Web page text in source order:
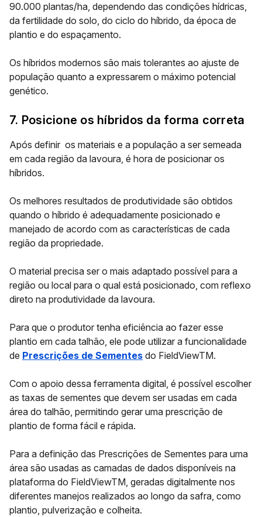
90.000 plantas/ha, dependendo das condições hídricas,
da fertilidade do solo, do ciclo do híbrido, da época de
plantio e do espaçamento.
Os híbridos modernos são mais tolerantes ao ajuste de
população quanto a expressarem o máximo potencial
genético.
7. Posicione os híbridos da forma correta
Após definir os materiais e a população a ser semeada
em cada região da lavoura, é hora de posicionar os
híbridos.
Os melhores resultados de produtividade são obtidos
quando o híbrido é adequadamente posicionado e
manejado de acordo com as características de cada
região da propriedade.
O material precisa ser o mais adaptado possível para a
região ou local para o qual está posicionado, com reflexo
direto na produtividade da lavoura.
Para que o produtor tenha eficiência ao fazer esse
plantio em cada talhão, ele pode utilizar a funcionalidade
de Prescrições de Sementes do FieldViewTM.
Com o apoio dessa ferramenta digital, é possível escolher
as taxas de sementes que devem ser usadas em cada
área do talhão, permitindo gerar uma prescrição de
plantio de forma fácil e rápida.
Para a definição das Prescrições de Sementes para uma
área são usadas as camadas de dados disponíveis na
plataforma do FieldViewTM, geradas digitalmente nos
diferentes manejos realizados ao longo da safra, como
plantio, pulverização e colheita.